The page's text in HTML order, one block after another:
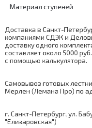
Материал ступеней
Доставка в Санкт-
компаниями СДЭК и
доставку одного
составляет около 5000
с помощью калькулятора.
Самовывоз готовых
Мерлен (Лемана Про) по
г. Санкт-Петербург, ул.
"Елизаровская")